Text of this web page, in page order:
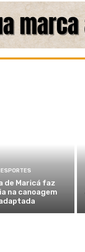
ESPORTES
de Maricá faz
na canoagem